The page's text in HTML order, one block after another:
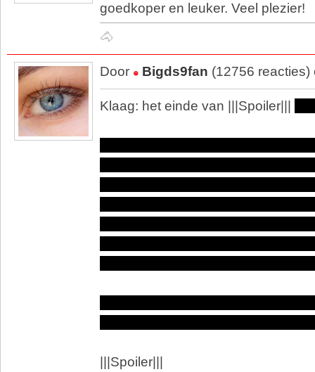
goedkoper en leuker. Veel plezier!
🐴
Door Bigds9fan (12756
Klaag: het einde van |||Spoiler|||
|||Spoiler|||